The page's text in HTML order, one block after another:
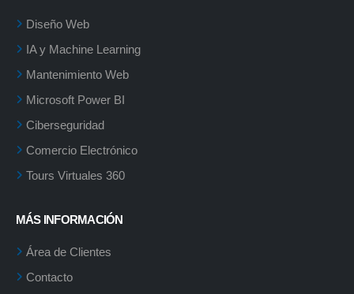
Diseño Web
IA y Machine Learning
Mantenimiento Web
Microsoft Power BI
Ciberseguridad
Comercio Electrónico
Tours Virtuales 360
MÁS INFORMACIÓN
Área de Clientes
Contacto